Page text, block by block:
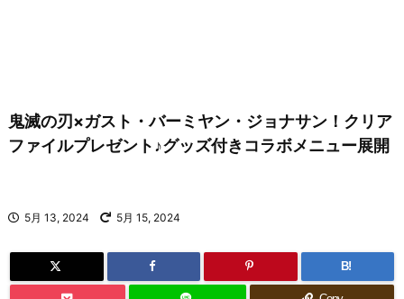
鬼滅の刃×ガスト・バーミヤン・ジョナサン！クリア
ファイルプレゼント♪グッズ付きコラボメニュー展開
5月 13, 2024 5月 15, 2024
B!